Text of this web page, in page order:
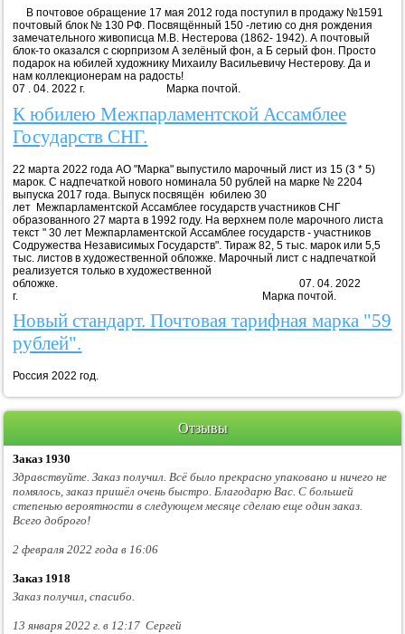
В почтовое обращение 17 мая 2012 года поступил в продажу №1591
почтовый блок № 130 РФ. Посвящённый 150 -летию со дня рождения
замечательного живописца М.В. Нестерова (1862- 1942). А почтовый
блок-то оказался с сюрпризом А зелёный фон, а Б серый фон. Просто
подарок на юбилей художнику Михаилу Васильевичу Нестерову. Да и
нам коллекционерам на радость!
07 . 04. 2022 г. Марка почтой.
К юбилею Межпарламентской Ассамблее
Государств СНГ.
22 марта 2022 года АО "Марка" выпустило марочный лист из 15 (3 * 5)
марок. С надпечаткой нового номинала 50 рублей на марке № 2204
выпуска 2017 года. Выпуск посвящён юбилею 30
лет Межпарламентской Ассамблее государств участников СНГ
образованного 27 марта в 1992 году. На верхнем поле марочного листа
текст " 30 лет Межпарламентской Ассамблее государств - участников
Содружества Независимых Государств". Тираж 82, 5 тыс. марок или 5,5
тыс. листов в художественной обложке. Марочный лист с надпечаткой
реализуется только в художественной
обложке. 07. 04. 2022
г. Марка почтой.
Новый стандарт. Почтовая тарифная марка "59
рублей".
Россия 2022 год.
Отзывы
Заказ 1930
Здравствуйте. Заказ получил. Всё было прекрасно упаковано и ничего не
помялось, заказ пришёл очень быстро. Благодарю Вас. С большей
степенью вероятности в следующем месяце сделаю еще один заказ.
Всего доброго!
2 февраля 2022 года в 16:06
Заказ 1918
Заказ получил, спасибо.
13 января 2022 г. в 12:17 Сергей